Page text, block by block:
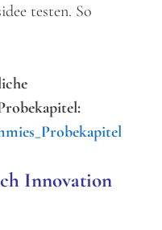
testen. So
Innovation